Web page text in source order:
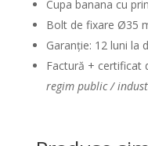
Cupa banana cu
Bolt de fixare Ø35
Garanție: 12 luni la
Factură + certificat
regim public /